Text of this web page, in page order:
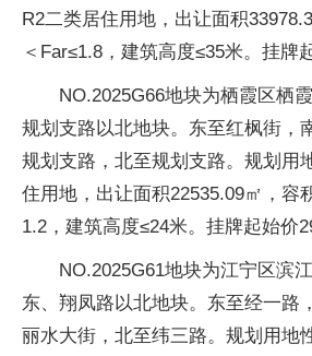
R2二类居住用地，出让面积
＜Far≤1.8，建筑高度≤35米。挂牌
NO.2025G66地块为栖霞区栖
规划支路以北地块。东至红枫街，
规划支路，北至规划支路。规划用
住用地，出让面积22535.09㎡，容
1.2，建筑高度≤24米。挂牌起始价
NO.2025G61地块为江宁区滨
东、翔凤路以北地块。东至经一路
丽水大街，北至纬三路。规划用地